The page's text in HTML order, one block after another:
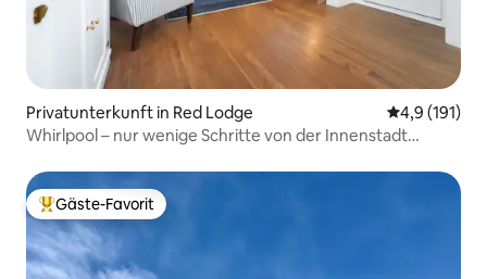
Privatunterkunft in Red Lodge
4,9 (191)
Whirlpool – nur wenige Schritte von der Innenstadt
Beliebter Gäste-Favorit.
Gäste-Favorit